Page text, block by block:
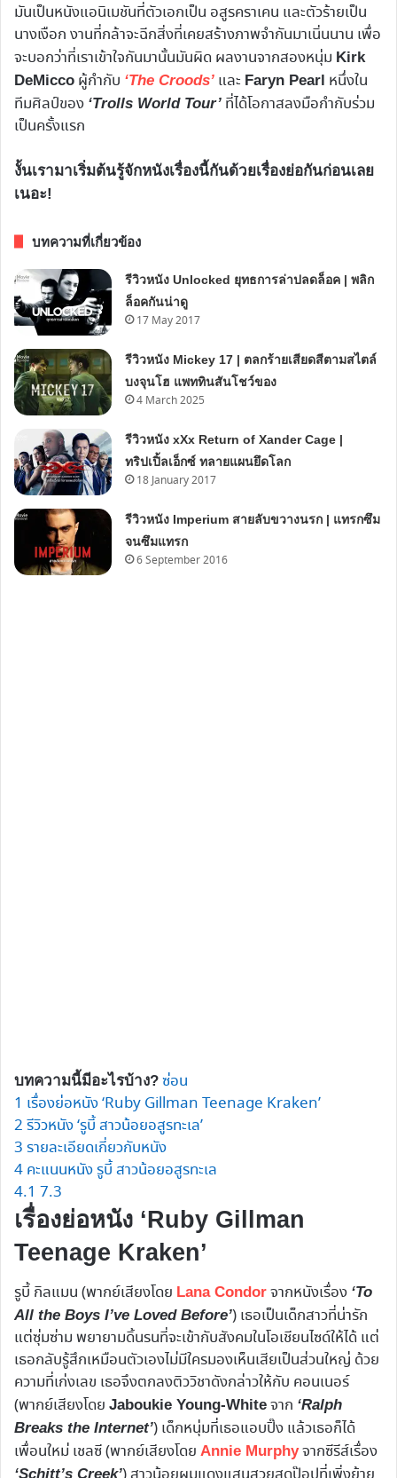
มันเป็นหนังแอนิเมชันที่ตัวเอกเป็น อสูรคราเคน และตัวร้ายเป็น
นางเงือก งานที่กล้าจะฉีกสิ่งที่เคยสร้างภาพจำกันมาเนิ่นนาน เพื่อ
จะบอกว่าที่เราเข้าใจกันมานั้นมันผิด ผลงานจากสองหนุ่ม Kirk
DeMicco ผู้กำกับ ‘The Croods’ และ Faryn Pearl หนึ่งใน
ทีมศิลป์ของ ‘Trolls World Tour’ ที่ได้โอกาสลงมือกำกับร่วม
เป็นครั้งแรก
งั้นเรามาเริ่มต้นรู้จักหนังเรื่องนี้กันด้วยเรื่องย่อกันก่อนเลย
เนอะ!
บทความที่เกี่ยวข้อง
รีวิวหนัง Unlocked ยุทธการล่าปลดล็อค | พลิก
ล็อคกันน่าดู
17 May 2017
รีวิวหนัง Mickey 17 | ตลกร้ายเสียดสีตามสไตล์
บงจุนโฮ แพททินสันโชว์ของ
4 March 2025
รีวิวหนัง xXx Return of Xander Cage |
ทริปเปิ้ลเอ็กซ์ ทลายแผนยึดโลก
18 January 2017
รีวิวหนัง Imperium สายลับขวางนรก | แทรกซึม
จนซึมแทรก
6 September 2016
บทความนี้มีอะไรบ้าง? ซ่อน
1 เรื่องย่อหนัง ‘Ruby Gillman Teenage Kraken’
2 รีวิวหนัง ‘รูบี้ สาวน้อยอสูรทะเล’
3 รายละเอียดเกี่ยวกับหนัง
4 คะแนนหนัง รูบี้ สาวน้อยอสูรทะเล
4.1 7.3
เรื่องย่อหนัง ‘Ruby Gillman
Teenage Kraken’
รูบี้ กิลแมน (พากย์เสียงโดย Lana Condor จากหนังเรื่อง ‘To
All the Boys I’ve Loved Before’) เธอเป็นเด็กสาวที่น่ารัก
แต่ซุ่มซ่าม พยายามดิ้นรนที่จะเข้ากับสังคมในโอเชียนไซด์ให้ได้ แต่
เธอกลับรู้สึกเหมือนตัวเองไม่มีใครมองเห็นเสียเป็นส่วนใหญ่ ด้วย
ความที่เก่งเลข เธอจึงตกลงติววิชาดังกล่าวให้กับ คอนเนอร์
(พากย์เสียงโดย Jaboukie Young-White จาก ‘Ralph
Breaks the Internet’) เด็กหนุ่มที่เธอแอบปิ๊ง แล้วเธอก็ได้
เพื่อนใหม่ เชลซี (พากย์เสียงโดย Annie Murphyจากซีรีส์เรื่อง
‘Schitt’s Creek’